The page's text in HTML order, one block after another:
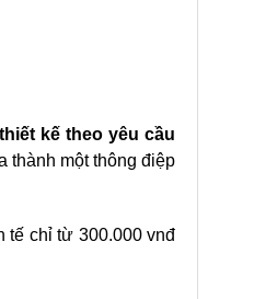
kế theo yêu cầu
thành một thông điệp
tế chỉ từ 300.000 vnđ